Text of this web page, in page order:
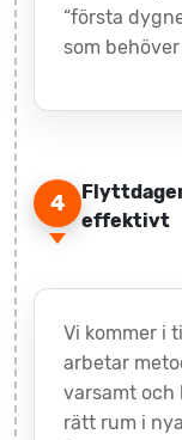
“första
som
4
effektivt
Vi kommer i
arbetar
varsamt och
rätt rum i